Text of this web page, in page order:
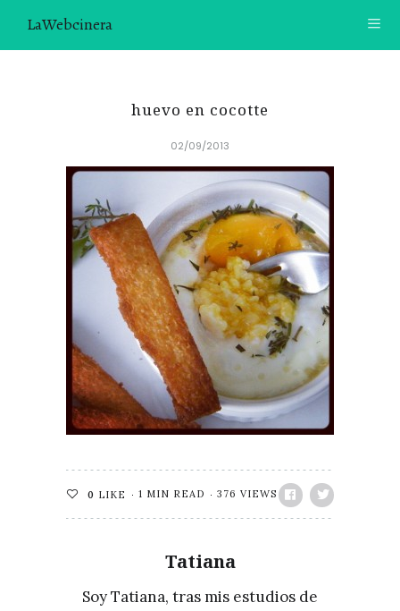
LaWebcinera
CONTACTO
SOBRE MÍ
¿TE GUSTARÍA UNIRTE A NUESTRA AVENTURA GASTRON
ÚNETE A LA NEWSLETTER
RECOMENDACIONES
huevo en cocotte
02/09/2013
0 LIKE 1 MIN READ 376 VIEWS
Tatiana
Soy Tatiana, tras mis estudios de